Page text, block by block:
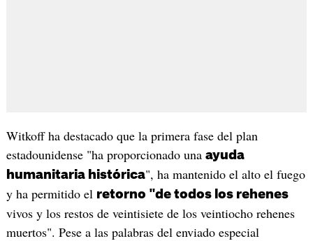
Witkoff ha destacado que la primera fase del plan
estadounidense "ha proporcionado una ayuda
humanitaria histórica", ha mantenido el alto el fuego
y ha permitido el retorno "de todos los rehenes
vivos y los restos de veintisiete de los veintiocho rehenes
muertos". Pese a las palabras del enviado especial